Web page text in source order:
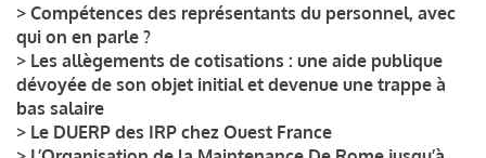
> Compétences des représentants du personnel, avec
qui on en parle ?
> Les allègements de cotisations : une aide publique
dévoyée de son objet initial et devenue une trappe à
bas salaire
> Le DUERP des IRP chez Ouest France